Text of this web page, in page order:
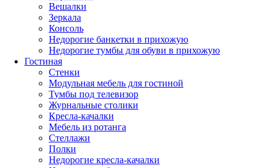
Вешалки
Зеркала
Консоль
Недорогие банкетки в прихожую
Недорогие тумбы для обуви в прихожую
Гостиная
Стенки
Модульная мебель для гостиной
Тумбы под телевизор
Журнальные столики
Кресла-качалки
Мебель из ротанга
Стеллажи
Полки
Недорогие кресла-качалки